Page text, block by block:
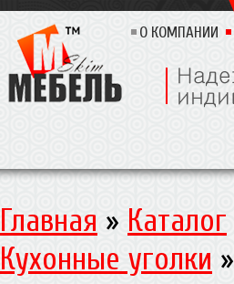
О КОМПАНИИ
Главная » Каталог
Кухонные уголки »